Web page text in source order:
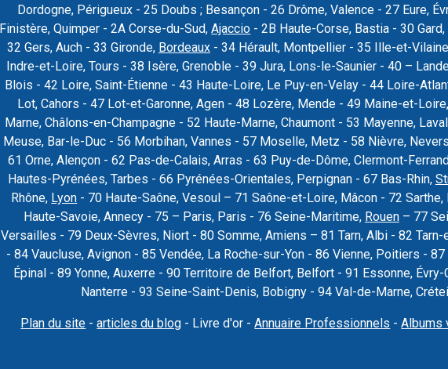
Dordogne, Périgueux - 25 Doubs ; Besançon - 26 Drôme, Valence - 27 Eure,
Finistère, Quimper - 2A Corse-du-Sud,Ajaccio - 2B Haute-Corse, Bastia - 30
32 Gers, Auch - 33 Gironde, Bordeaux- 34 Hérault, Montpellier - 35 Ille-et-
Indre-et-Loire, Tours - 38 Isère, Grenoble - 39 Jura, Lons-le-Saunier - 40 –
Blois - 42 Loire, Saint-Étienne - 43 Haute-Loire, Le Puy-en-Velay - 44 Loire-
Lot, Cahors - 47 Lot-et-Garonne, Agen - 48 Lozère, Mende - 49 Maine-et-
Marne, Châlons-en-Champagne - 52 Haute-Marne, Chaumont - 53 Mayenne,
Meuse, Bar-le-Duc - 56 Morbihan, Vannes - 57 Moselle, Metz - 58 Nièvre,
61 Orne, Alençon - 62 Pas-de-Calais, Arras - 63 Puy-de-Dôme, Clermont-
Hautes-Pyrénées, Tarbes - 66 Pyrénées-Orientales, Perpignan - 67 Bas-Rhin,
Rhône, Lyon - 70 Haute-Saône, Vesoul – 71 Saône-et-Loire, Mâcon - 72
Haute-Savoie, Annecy - 75 – Paris, Paris - 76 Seine-Maritime, Rouen– 77
Versailles - 79 Deux-Sèvres, Niort - 80 Somme, Amiens – 81 Tarn, Albi - 82 Tarn-
- 84 Vaucluse, Avignon - 85 Vendée, La Roche-sur-Yon - 86 Vienne, Poitiers -
Épinal - 89 Yonne, Auxerre - 90 Territoire de Belfort, Belfort - 91 Essonne,
Nanterre - 93 Seine-Saint-Denis, Bobigny - 94 Val-de-Marne,
Plan du site -articles du blog - Livre d'or -Annuaire Professionnels -Albums